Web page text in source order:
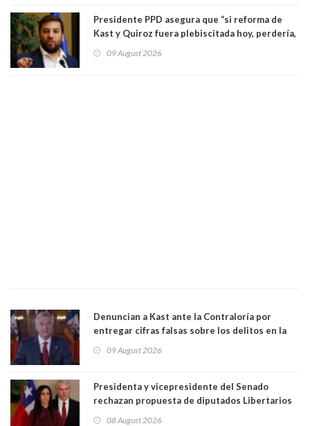
Presidente PPD asegura que “si reforma de
Kast y Quiroz fuera plebiscitada hoy, perdería,
a favor de la oposición, sería una victoria de la
09 August 2026
Denuncian a Kast ante la Contraloría por
entregar cifras falsas sobre los delitos en la
09 August 2026
Presidenta y vicepresidente del Senado
rechazan propuesta de diputados Libertarios
08 August 2026